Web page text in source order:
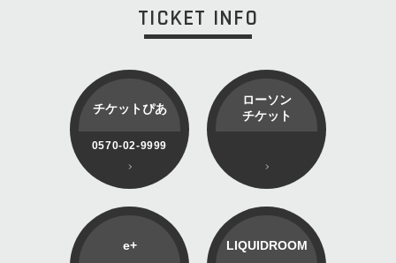
TICKET INFO
チケットぴあ
0570-02-9999
ローソン
チケット
e+ LIQUIDROOM